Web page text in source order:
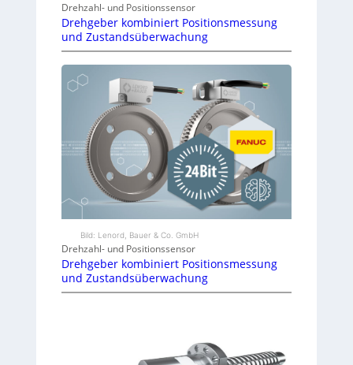
Drehzahl- und Positionssensor
Drehgeber kombiniert Positionsmessung
und Zustandsüberwachung
Bild: Lenord, Bauer & Co. GmbH
Drehzahl- und Positionssensor
Drehgeber kombiniert Positionsmessung
und Zustandsüberwachung